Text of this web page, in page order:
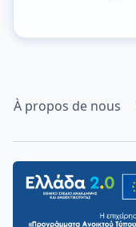
À propos de nous